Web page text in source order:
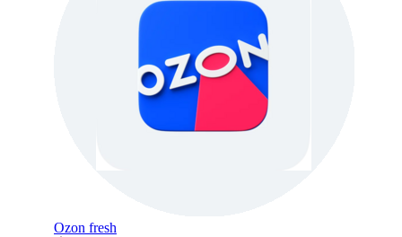
Ozon fresh